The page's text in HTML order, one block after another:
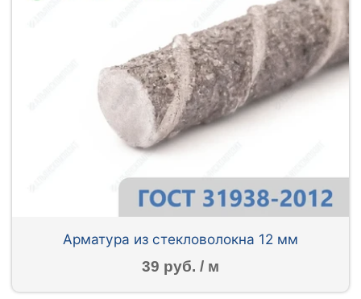
Арматура из стекловолокна 12 мм
39 руб. / м